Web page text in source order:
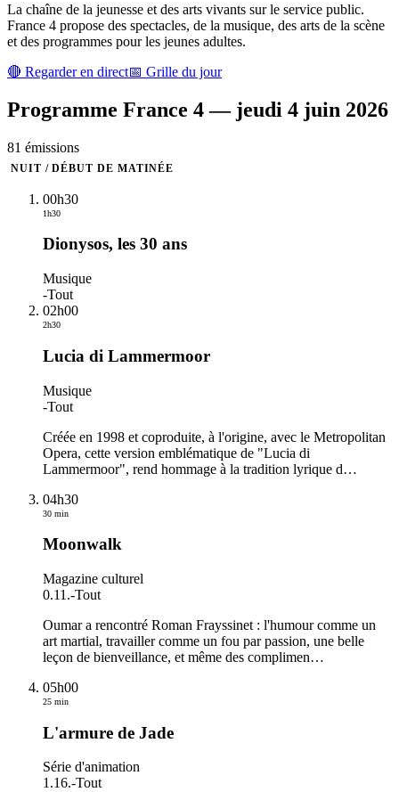
La chaîne de la jeunesse et des arts vivants sur le service public.
France 4 propose des spectacles, de la musique, des arts de la scène
et des programmes pour les jeunes adultes.
🔴 Regarder en direct📅 Grille du jour
Programme France 4— jeudi 4 juin 2026
81 émissions
NUIT / DÉBUT DE MATINÉE
00h30
1h30
Dionysos, les 30 ans
Musique
-Tout
02h00
2h30
Lucia di Lammermoor
Musique
-Tout
Créée en 1998 et coproduite, à l'origine, avec le Metropolitan
Opera, cette version emblématique de "Lucia di
Lammermoor", rend hommage à la tradition lyrique d…
04h30
30 min
Moonwalk
Magazine culturel
0.11.-Tout
Oumar a rencontré Roman Frayssinet : l'humour comme un
art martial, travailler comme un fou par passion, une belle
leçon de bienveillance, et même des complimen…
05h00
25 min
L'armure de Jade
Série d'animation
1.16.-Tout